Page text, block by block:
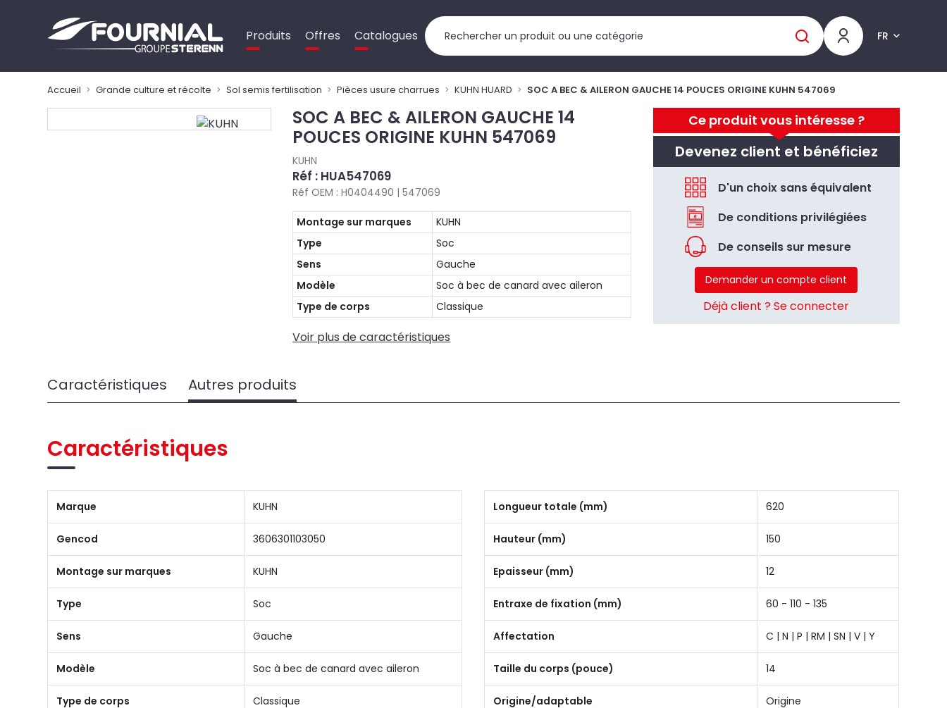
Produits Offres Catalogues FR
Accueil Grande culture et récolte Sol semis fertilisation Pièces usure charrues KUHN HUARD SOC A BEC & AILERON GAUCHE 14 POUCES ORIGINE KUHN 547069
Ce produit vous intéresse ?
Devenez client et bénéficiez
D'un choix sans équivalent
De conditions privilégiées
De conseils sur mesure
Demander un compte client
Déjà client ? Se connecter
SOC A BEC & AILERON GAUCHE 14
POUCES ORIGINE KUHN 547069
KUHN
Réf : HUA547069
Réf OEM : H0404490 | 547069
Montage sur marques
KUHN
Type
Soc
Sens
Gauche
Modèle
Soc à bec de canard avec aileron
Type de corps
Classique
Voir plus de caractéristiques
Caractéristiques Autres produits
Caractéristiques
Marque KUHN
Gencod 3606301103050
Montage sur marques KUHN
Type Soc
Sens Gauche
Modèle Soc à bec de canard avec aileron
Type de corps Classique
Longueur totale (mm) 620
Hauteur (mm) 150
Epaisseur (mm) 12
Entraxe de fixation (mm) 60 - 110 - 135
Affectation C | N | P | RM | SN | V | Y
Taille du corps (pouce) 14
Origine/adaptable Origine